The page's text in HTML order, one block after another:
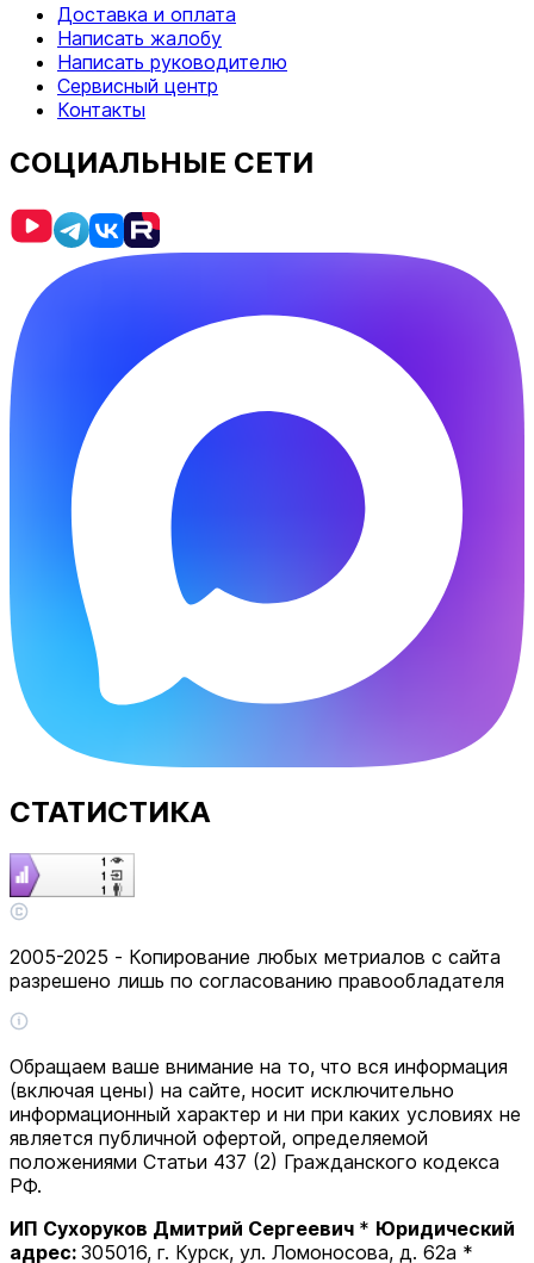
Доставка и оплата
Написать жалобу
Написать руководителю
Сервисный центр
Контакты
СОЦИАЛЬНЫЕ СЕТИ
СТАТИСТИКА
2005-2025 - Копирование любых метриалов с сайта
разрешено лишь по согласованию правообладателя
Обращаем ваше внимание на то, что вся информация
(включая цены) на сайте, носит исключительно
информационный характер и ни при каких условиях не
является публичной офертой, определяемой
положениями Статьи 437 (2) Гражданского кодекса
РФ.
ИП Сухоруков Дмитрий Сергеевич * Юридический
адрес: 305016, г. Курск, ул. Ломоносова, д. 62а *